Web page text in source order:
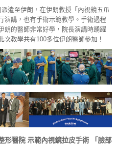
遣至伊朗 ， 在伊朗教授「內視鏡五爪
演講，也有手術示範教學。 手術過程
朗的醫師非常好學 ，院長演講時踴躍
次教學共有100多位伊朗醫師參加 ！
形醫院 示範內視鏡拉皮手術 「臉部